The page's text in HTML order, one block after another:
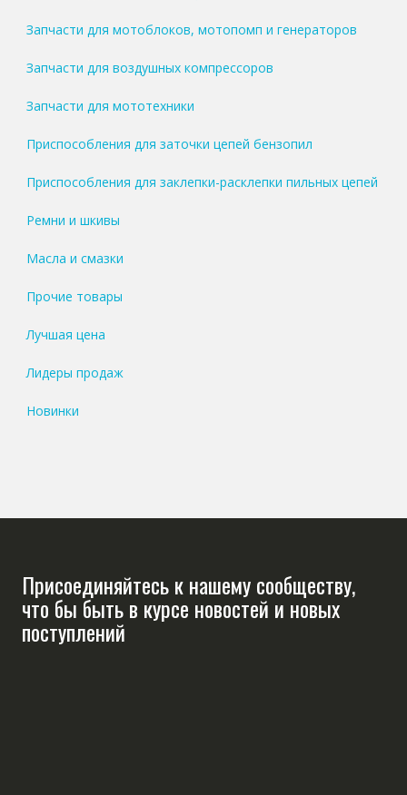
Запчасти для мотоблоков, мотопомп и генераторов
Запчасти для воздушных компрессоров
Запчасти для мототехники
Приспособления для заточки цепей бензопил
Приспособления для заклепки-расклепки пильных цепей
Ремни и шкивы
Масла и смазки
Прочие товары
Лучшая цена
Лидеры продаж
Новинки
Присоединяйтесь к нашему сообществу,
что бы быть в курсе новостей и новых
поступлений